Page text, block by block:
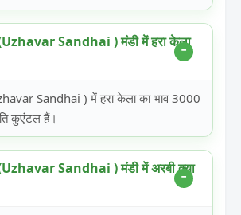
Sandhai ) मंडी में हरा केला
Sandhai ) में हरा केला का भाव 3000
कुएंटल हैं।
Sandhai ) मंडी में अरबी क्या